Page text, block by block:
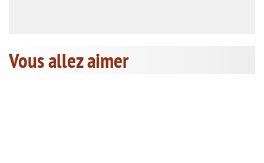
Vous allez aimer